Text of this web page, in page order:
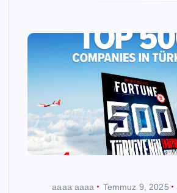
aaaa aaaa Temmuz 9, 2025